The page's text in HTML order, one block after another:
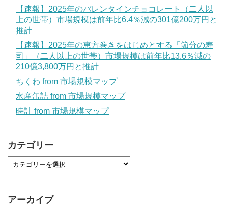
【速報】2025年のバレンタインチョコレート（二人以
上の世帯）市場規模は前年比6.4％減の301億200万円と
推計
【速報】2025年の恵方巻きをはじめとする「節分の寿
司」（二人以上の世帯）市場規模は前年比13.6％減の
210億3,800万円と推計
ちくわ from 市場規模マップ
水産缶詰 from 市場規模マップ
時計 from 市場規模マップ
カテゴリー
アーカイブ